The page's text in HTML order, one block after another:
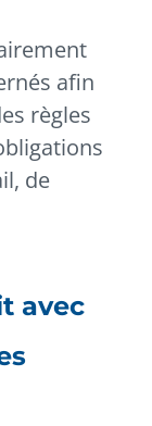
afin
règles
de
avec